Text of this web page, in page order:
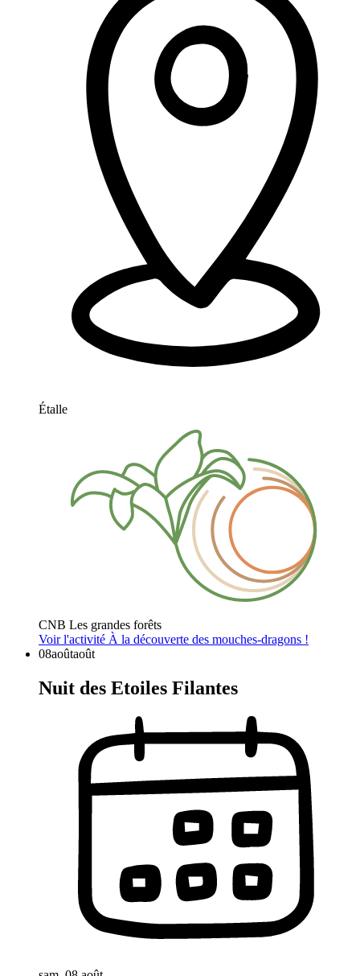
Étalle
CNB Les grandes forêts
Voir l'activité À la découverte des mouches-dragons !
08aoûtaoût
Nuit des Etoiles Filantes